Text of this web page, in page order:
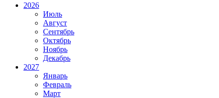
2026
Июль
Август
Сентябрь
Октябрь
Ноябрь
Декабрь
2027
Январь
Февраль
Март